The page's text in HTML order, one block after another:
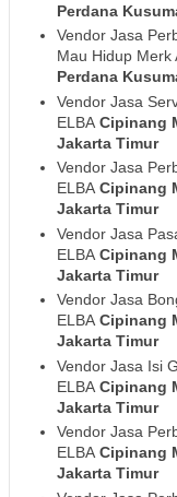
Perdana
Vendor Jasa
Mau Hidup Merk
Perdana
Vendor Jasa
ELBA Cipinang
Jakarta Timur
Vendor Jasa
ELBACipinang
Jakarta Timur
Vendor Jasa
ELBA Cipinang
Jakarta Timur
Vendor Jasa
ELBACipinang
Jakarta Timur
Vendor Jasa Isi
ELBA Cipinang
Jakarta Timur
Vendor Jasa
ELBACipinang
Jakarta Timur